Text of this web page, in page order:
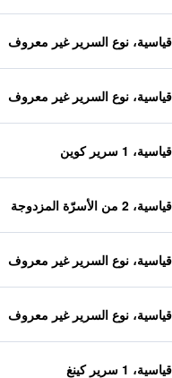
نوع السرير غير معروف
نوع السرير غير معروف
1 سرير كوين
الأسرّة المزدوجة
نوع السرير غير معروف
نوع السرير غير معروف
1 سرير كينغ